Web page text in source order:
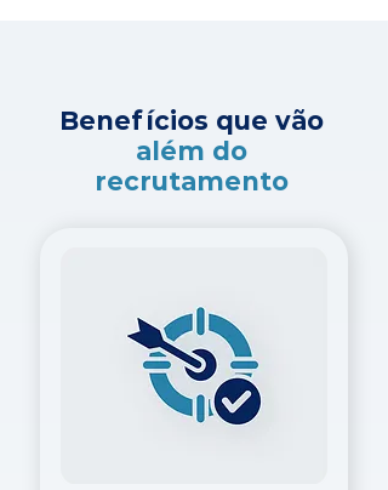
Benefícios que vão
além do
recrutamento